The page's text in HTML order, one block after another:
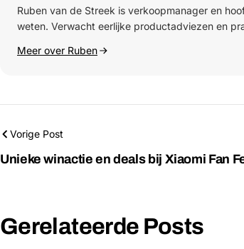
Ruben van de Streek is verkoopmanager en
weten. Verwacht eerlijke productadviezen en
Meer over Ruben
Vorige Post
Unieke winactie en deals bij Xiaomi Fan
Gerelateerde Posts